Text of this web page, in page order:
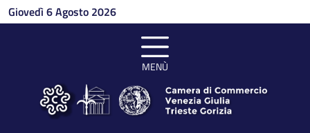
Salta al contenuto principale
Giovedì 6 Agosto 2026
MENÙ